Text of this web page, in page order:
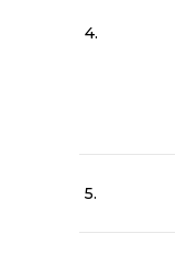
4.
5.